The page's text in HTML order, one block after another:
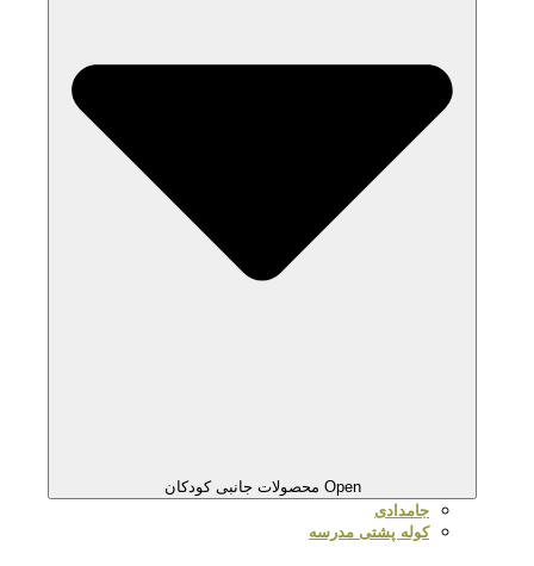
Open محصولات جانبی کودکان
جامدادی
کوله پشتی مدرسه